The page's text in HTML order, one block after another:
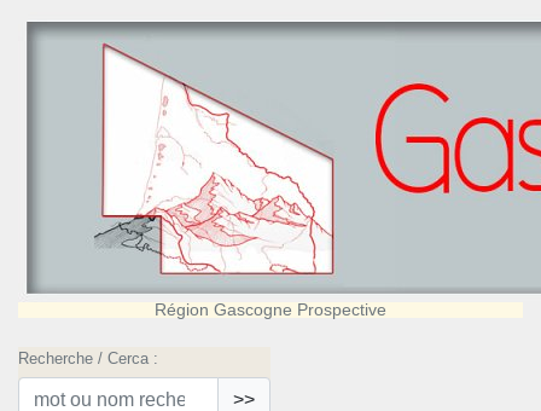
Région Gascogne Prospective
Recherche / Cerca :
>>